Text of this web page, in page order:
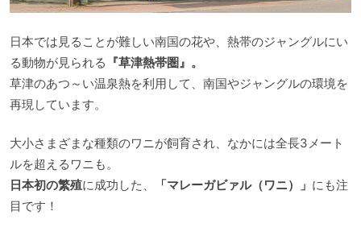
日本では見ることが難しい南国の花や、熱帯のジャングルにい
る動物が見られる 『草津熱帯圏』。
草津のあつ～い温泉熱を利用して、南国やジャングルの環境を
再現しています。
大小さまざまな種類のワニが飼育され、なかには全長3メート
ルを超えるワニも。
日本初の繁殖に成功した、 「マレーガビァル（ワニ）」 にも注
目です！